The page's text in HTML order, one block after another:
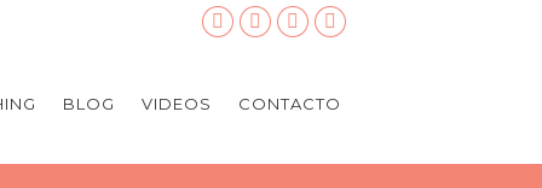
BLOG VIDEOS CONTACTO